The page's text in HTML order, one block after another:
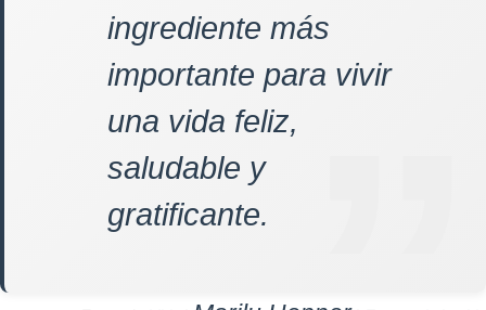
ingrediente más
importante para vivir
una vida feliz,
saludable y
gratificante.